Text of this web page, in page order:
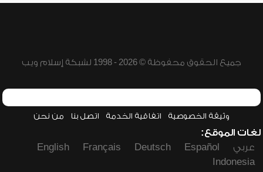
جميع الحقوق محفوظة © 2026 - 1998 لشبكة إسلام ويب
وثيقة الخصوصية اتفاقية الخدمة اتصل بنا من نحن
لغات الموقع:
عربي
Español
Deutsch
Français
English
Indonesia